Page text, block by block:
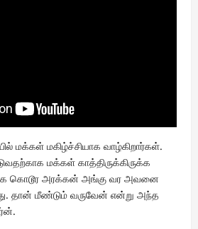
மக்கள் மகிழ்ச்சியாக வாழ்கிறார்கள்.
மக்கள் காத்திருக்கிருக்க
கொடூர அரக்கன் அங்கு வர அவனை
தான் மீண்டும் வருவேன் என்று அந்த